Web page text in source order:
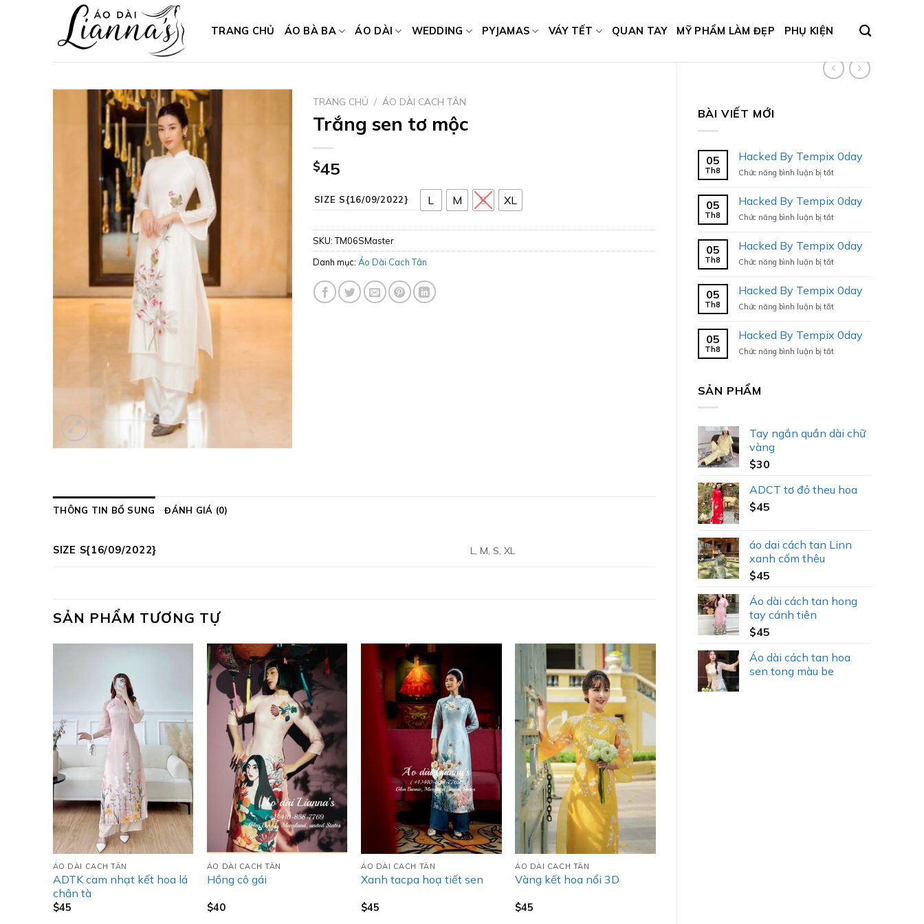
TRANG CHỦ ÁO BÀ BA ÁO DÀI WEDDING PYJAMAS VÁY TẾT QUAN TAY MỸ PHẨM LÀM ĐẸP PHỤ KIỆN
BÀI VIẾT MỚI
05
Th8
Hacked By Tempix 0day
Chức năng bình luận bị tắtở
Tempix
0day
05
Th8
Hacked By Tempix 0day
Chức năng bình luận bị tắtở
Tempix
0day
05
Th8
Hacked By Tempix 0day
Chức năng bình luận bị tắtở
Tempix
0day
05
Th8
Hacked By Tempix 0day
Chức năng bình luận bị tắtở
Tempix
0day
05
Th8
Hacked By Tempix 0day
Chức năng bình luận bị tắtở
SẢN PHẨM
Tay ngắn quần dài chữ
vàng
$30
ADCT tơ đỏ theu hoa
$45
áo dai cách tan Linn
xanh cốm thêu
$45
Áo dài cách tan hong
tay cánh tiên
$45
Áo dài cách tan hoa
sen tong màu be
TRANG CHỦ / ÁO DÀI CACH TÂN
Trắng sen tơ mộc
$45
SIZE S{16/09/2022} L M S XL
SKU:TM06SMaster
Danh mục: Áo Dài Cach Tân
THÔNG TIN BỔ SUNG ĐÁNH GIÁ (0)
SIZE S{16/09/2022} L, M, S, XL
SẢN PHẨM TƯƠNG TỰ
ÁO DÀI CACH TÂN
ADTK cam nhạt kết hoa lá
chân tà
$45
ÁO DÀI CACH TÂN
Hồng cô gái
$40
ÁO DÀI CACH TÂN
Xanh tacpa hoạ tiết sen
$45
ÁO DÀI CACH TÂN
Vàng kết hoa nổi 3D
$45